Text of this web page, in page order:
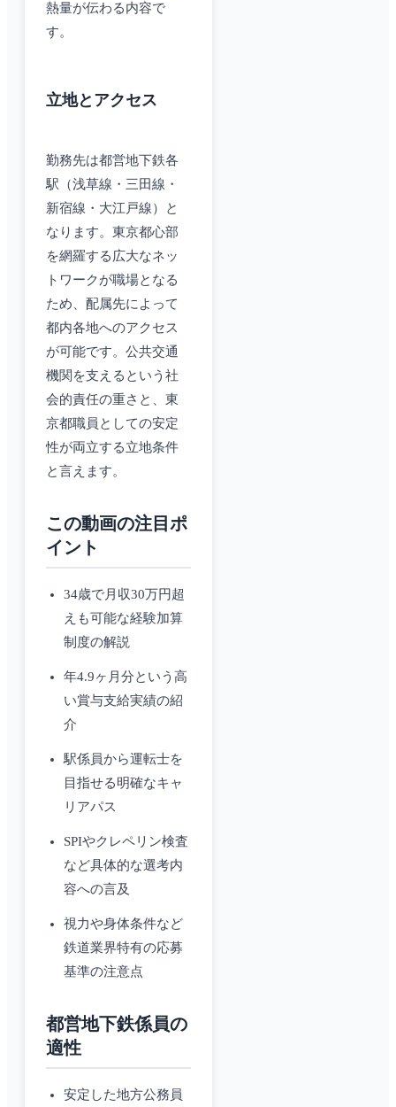
熱量が伝わる内容で
す。
立地とアクセス
勤務先は都営地下鉄各
駅（浅草線・三田線・
新宿線・大江戸線）と
なります。東京都心部
を網羅する広大なネッ
トワークが職場となる
ため、配属先によって
都内各地へのアクセス
が可能です。公共交通
機関を支えるという社
会的責任の重さと、東
京都職員としての安定
性が両立する立地条件
と言えます。
この動画の注目ポ
イント
34歳で月収30万円超
えも可能な経験加算
制度の解説
年4.9ヶ月分という高
い賞与支給実績の紹
介
駅係員から運転士を
目指せる明確なキャ
リアパス
SPIやクレペリン検査
など具体的な選考内
容への言及
視力や身体条件など
鉄道業界特有の応募
基準の注意点
都営地下鉄係員の
適性
安定した地方公務員